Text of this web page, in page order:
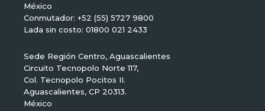
México
Conmutador: +52 (55) 5727 9800
Lada sin costo: 01800 021 2433
Sede Región Centro, Aguascalientes
Circuito Tecnopolo Norte 117,
Col. Tecnopolo Pocitos II.
Aguascalientes, CP 20313.
México